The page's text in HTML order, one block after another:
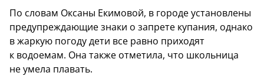
По словам Оксаны Екимовой, в городе установлены
предупреждающие знаки о запрете купания, однако
в жаркую погоду дети все равно приходят
к водоемам. Она также отметила, что школьница
не умела плавать.